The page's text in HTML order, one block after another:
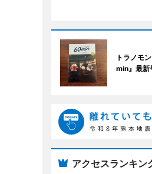
トラノモ
min』最新
アクセスランキン